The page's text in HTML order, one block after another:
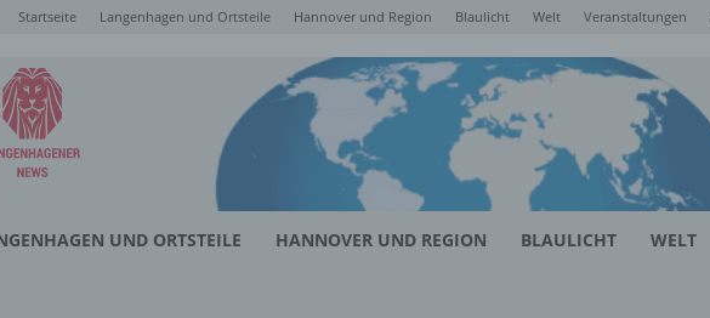
Startseite Langenhagen und Ortsteile Hannover und Region Blaulicht Welt Veranstaltungen
Langenhagener
News
UND ORTSTEILE HANNOVER UND REGION BLAULICHT WELT